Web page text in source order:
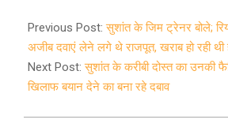
07-
31
Previous Post:सुशांत के जिम ट्रेनर बोले;
अजीब दवाएं लेने लगे थे राजपूत, खराब हो रही थी
Next Post:सुशांत के करीबी दोस्त का उनकी
खिलाफ बयान देने का बना रहे दबाव